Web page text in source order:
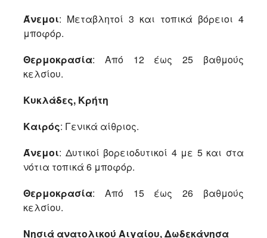
Άνεμοι: Μεταβλητοί 3 και τοπικά βόρειοι 4
μποφόρ.
Θερμοκρασία: Από 12 έως 25 βαθμούς
κελσίου.
Κυκλάδες, Κρήτη
Καιρός: Γενικά αίθριος.
Άνεμοι: Δυτικοί βορειοδυτικοί 4 με 5 και στα
νότια τοπικά 6 μποφόρ.
Θερμοκρασία: Από 15 έως 26 βαθμούς
κελσίου.
Νησιά ανατολικού Αιγαίου, Δωδεκάνησα